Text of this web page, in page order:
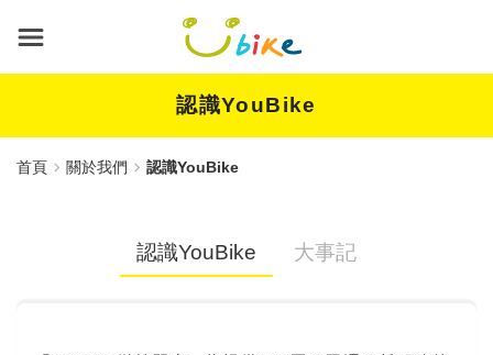
要
認識YouBike
首頁 關於我們 認識YouBike
認識YouBike 大事記